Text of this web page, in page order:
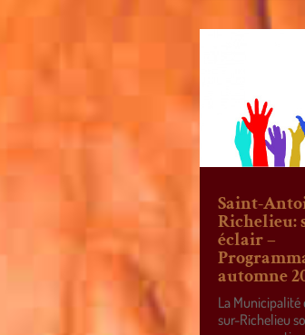
Saint-
Richelieu:
éclair –
automne
La
sur-Richelieu